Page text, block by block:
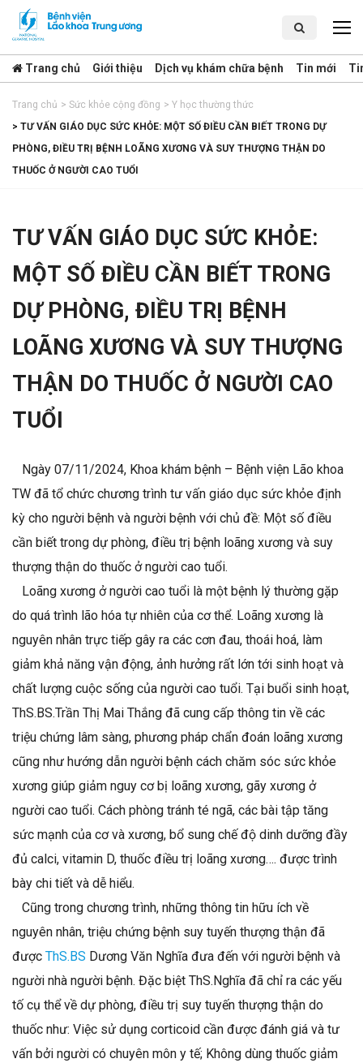
Trang chủ Giới thiệu Dịch vụ khám chữa bệnh Tin mới
Trang chủ > Sức khỏe cộng đồng > Y học thường thức
> TƯ VẤN GIÁO DỤC SỨC KHỎE: MỘT SỐ ĐIỀU CẦN BIẾT TRONG DỰ
PHÒNG, ĐIỀU TRỊ BỆNH LOÃNG XƯƠNG VÀ SUY THƯỢNG THẬN DO
THUỐC Ở NGƯỜI CAO TUỔI
TƯ VẤN GIÁO DỤC SỨC KHỎE:
MỘT SỐ ĐIỀU CẦN BIẾT TRONG
DỰ PHÒNG, ĐIỀU TRỊ BỆNH
LOÃNG XƯƠNG VÀ SUY THƯỢNG
THẬN DO THUỐC Ở NGƯỜI CAO
TUỔI
Ngày 07/11/2024, Khoa khám bệnh – Bệnh viện Lão khoa
TW đã tổ chức chương trình tư vấn giáo dục sức khỏe định
kỳ cho người bệnh và người bệnh với chủ đề: Một số điều
cần biết trong dự phòng, điều trị bệnh loãng xương và suy
thượng thận do thuốc ở người cao tuổi.
Loãng xương ở người cao tuổi là một bệnh lý thường gặp
do quá trình lão hóa tự nhiên của cơ thể. Loãng xương là
nguyên nhân trực tiếp gây ra các cơn đau, thoái hoá, làm
giảm khả năng vận động, ảnh hưởng rất lớn tới sinh hoạt và
chất lượng cuộc sống của người cao tuổi. Tại buổi sinh hoạt,
ThS.BS.Trần Thị Mai Thắng đã cung cấp thông tin về các
triệu chứng lâm sàng, phương pháp chẩn đoán loãng xương
cũng như hướng dẫn người bệnh cách chăm sóc sức khỏe
xương giúp giảm nguy cơ bị loãng xương, gãy xương ở
người cao tuổi. Cách phòng tránh té ngã, các bài tập tăng
sức mạnh của cơ và xương, bổ sung chế độ dinh dưỡng đầy
đủ calci, vitamin D, thuốc điều trị loãng xương…. được trình
bày chi tiết và dễ hiểu.
​ Cũng trong chương trình, những thông tin hữu ích về
nguyên nhân, triệu chứng bệnh suy tuyến thượng thận đã
được ThS.BS Dương Văn Nghĩa đưa đến với người bệnh và
người nhà người bệnh. Đặc biệt ThS.Nghĩa đã chỉ ra các yếu
tố cụ thể về dự phòng, điều trị suy tuyến thượng thận do
thuốc như: Việc sử dụng corticoid cần được đánh giá và tư
vấn bởi người có chuyên môn y tế; Không dùng thuốc giảm